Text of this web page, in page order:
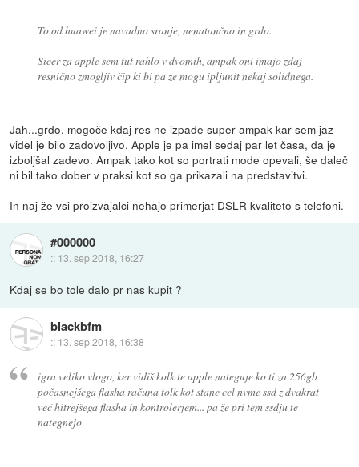
To od huawei je navadno sranje, nenatančno in grdo.
Sicer za apple sem tut rahlo v dvomih, ampak oni imajo zdaj
resnično zmogljiv čip ki bi pa ze mogu ipljunit nekaj solidnega.
Jah...grdo, mogoče kdaj res ne izpade super ampak kar sem jaz
videl je bilo zadovoljivo. Apple je pa imel sedaj par let časa, da je
izboljšal zadevo. Ampak tako kot so portrati mode opevali, še daleč
ni bil tako dober v praksi kot so ga prikazali na predstavitvi.
In naj že vsi proizvajalci nehajo primerjat DSLR kvaliteto s telefoni.
#000000
:: 13. sep 2018, 16:27
Kdaj se bo tole dalo pr nas kupit ?
blackbfm
:: 13. sep 2018, 16:38
igra veliko vlogo, ker vidiš kolk te apple nateguje ko ti za 256gb
počasnejšega flasha računa tolk kot stane cel nvme ssd z dvakrat
več hitrejšega flasha in kontrolerjem... pa že pri tem ssdju te
nategnejo